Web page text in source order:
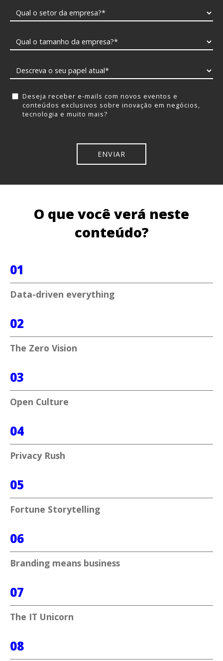
Deseja receber e-mails com novos eventos e
conteúdos exclusivos sobre inovação em negócios,
tecnologia e muito mais?
O que você verá neste
conteúdo?
01
Data-driven everything
02
The Zero Vision
03
Open Culture
04
Privacy Rush
05
Fortune Storytelling
06
Branding means business
07
The IT Unicorn
08